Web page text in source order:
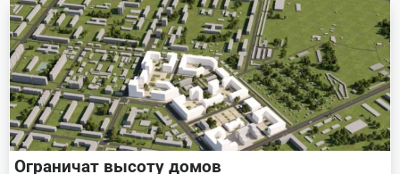
Ограничат высоту домов